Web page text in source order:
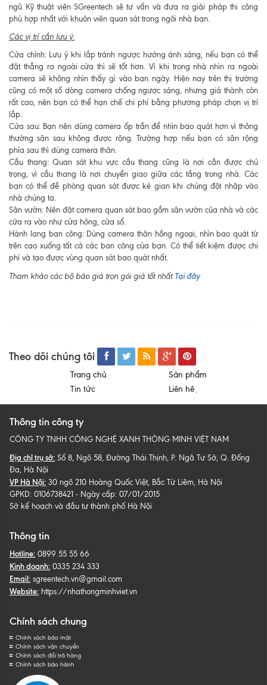
ngũ Kỹ thuật viên SGreentech sẽ tư vấn và đưa ra giải pháp thi công
phù hợp nhất với khuôn viên quan sát trong ngôi nhà bạn.
Các vị trí cần lưu ý:
Cửa chính: Lưu ý khi lắp tránh ngược hướng ánh sáng, nếu bạn có thể
đặt thẳng ra ngoài cửa thì sẽ tốt hơn. Vì khi trong nhà nhìn ra ngoài
camera sẽ không nhìn thấy gì vào ban ngày. Hiện nay trên thị trường
cũng có một số dòng camera chống ngược sáng, nhưng giá thành còn
rất cao, nên bạn có thể hạn chế chi phí bằng phương pháp chọn vị trí
lắp.
Cửa sau: Bạn nên dùng camera ốp trần để nhìn bao quát hơn vì thông
thường sân sau không được rộng. Trường hợp nếu bạn có sân rộng
phía sau thì dùng camera thân.
Cầu thang: Quan sát khu vực cầu thang cũng là nơi cần được chú
trọng, vì cầu thang là nơi chuyển giao giữa các tầng trong nhà. Các
bạn có thể đề phòng quan sát được kẻ gian khi chúng đột nhập vào
nhà chúng ta.
Sân vườn: Nên đặt camera quan sát bao gồm sân vườn của nhà và các
cửa ra vào như cửa hông, cửa sổ.
Hành lang ban công: Dùng camera thân hồng ngoại, nhìn bao quát từ
trên cao xuống tất cả các ban công của bạn. Có thể tiết kiệm được chi
phí và tạo được vùng quan sát bao quát nhất.
Tham khảo các bộ báo giá trọn gói giá tốt nhất Tại đây
Theo dõi chúng tôi
Trang chủ
Sản phẩm
Tin tức
Liên hệ
Thông tin công ty
CÔNG TY TNHH CÔNG NGHỆ XANH THÔNG MINH VIỆT NAM
Địa chỉ trụ sở: Số 8, Ngõ 58, Đường Thái Thịnh, P. Ngã Tư Sở, Q. Đống
Đa, Hà Nội
VP Hà Nội: 30 ngõ 210 Hoàng Quốc Việt, Bắc Từ Liêm, Hà Nội
GPKD: 0106738421 - Ngày cấp: 07/01/2015
Sở kế hoạch và đầu tư thành phố Hà Nội
Thông tin
Hotline: 0899 55 55 66
Kinh doanh: 0335 234 333
Email: sgreentech.vn@gmail.com
Website: https://nhathongminhviet.vn
Chính sách chung
Chính sách bảo mật
Chính sách vận chuyển
Chính sách đổi trả hàng
Chính sách bảo hành